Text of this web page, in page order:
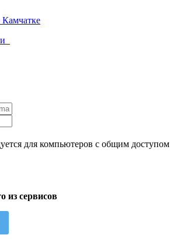
для компьютеров с общим доступом
из сервисов